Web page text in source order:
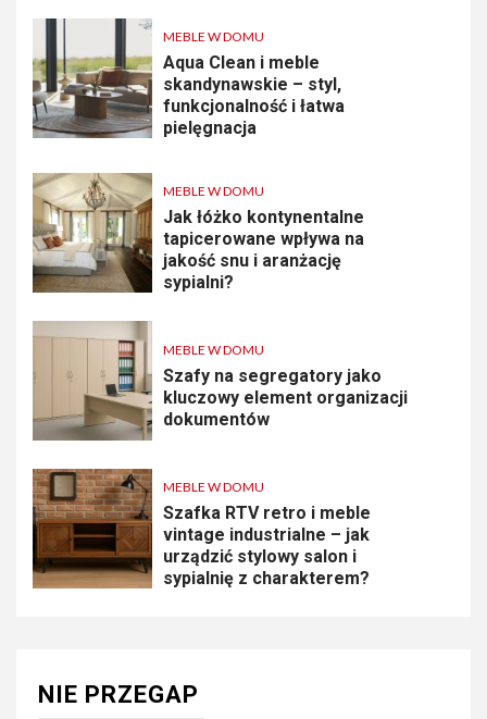
MEBLE W DOMU
Aqua Clean i meble
skandynawskie – styl,
funkcjonalność i łatwa
pielęgnacja
MEBLE W DOMU
Jak łóżko kontynentalne
tapicerowane wpływa na
jakość snu i aranżację
sypialni?
MEBLE W DOMU
Szafy na segregatory jako
kluczowy element organizacji
dokumentów
MEBLE W DOMU
Szafka RTV retro i meble
vintage industrialne – jak
urządzić stylowy salon i
sypialnię z charakterem?
NIE PRZEGAP